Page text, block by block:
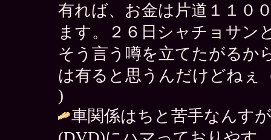
有れば、お金は片道１１０
ます。２６日シャチョサン
そう言う噂を立てたがるか
は有ると思うんだけどねぇ
)
車関係はちと苦手なんす